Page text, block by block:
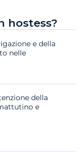
hostess?
e della
nelle
della
e